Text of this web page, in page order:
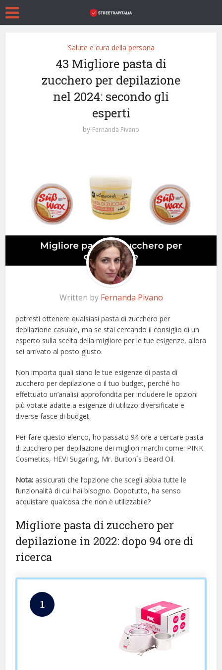
Salute e cura della persona
43 Migliore pasta di
zucchero per depilazione
nel 2024: secondo gli
esperti
by Fernanda Pivano
Written by Fernanda Pivano
potresti ottenere qualsiasi pasta di zucchero per
depilazione casuale, ma se stai cercando il consiglio di un
esperto sulla scelta della migliore per le tue esigenze, allora
sei arrivato al posto giusto.
Non importa quali siano le tue esigenze di pasta di
zucchero per depilazione o il tuo budget, perché ho
effettuato un’analisi approfondita per includere le opzioni
più votate adatte a esigenze di utilizzo diversificate e
diverse fasce di budget.
Per fare questo elenco, ho passato 94 ore a cercare pasta
di zucchero per depilazione dei migliori marchi come: PINK
Cosmetics, HEVI Sugaring, Mr. Burton´s Beard Oil.
Nota: assicurati che l’opzione che scegli abbia tutte le
funzionalità di cui hai bisogno. Dopotutto, ha senso
acquistare qualcosa che non è utilizzabile?
Migliore pasta di zucchero per
depilazione in 2022: dopo 94 ore di
ricerca
1